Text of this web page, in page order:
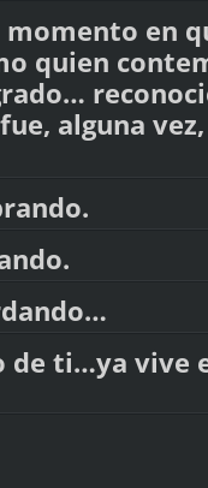
momento en
quien
alguna
de ti…ya vive